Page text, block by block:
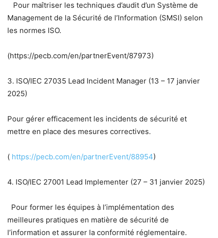
Pour maîtriser les techniques d’audit d’un Système de
Management de la Sécurité de l’Information (SMSI) selon
les normes ISO.
(https://pecb.com/en/partnerEvent/87973)
3. ISO/IEC 27035 Lead Incident Manager (13 – 17 janvier
2025)
Pour gérer efficacement les incidents de sécurité et
mettre en place des mesures correctives.
( https://pecb.com/en/partnerEvent/88954)
4. ISO/IEC 27001 Lead Implementer (27 – 31 janvier 2025)
Pour former les équipes à l’implémentation des
meilleures pratiques en matière de sécurité de
l’information et assurer la conformité réglementaire.